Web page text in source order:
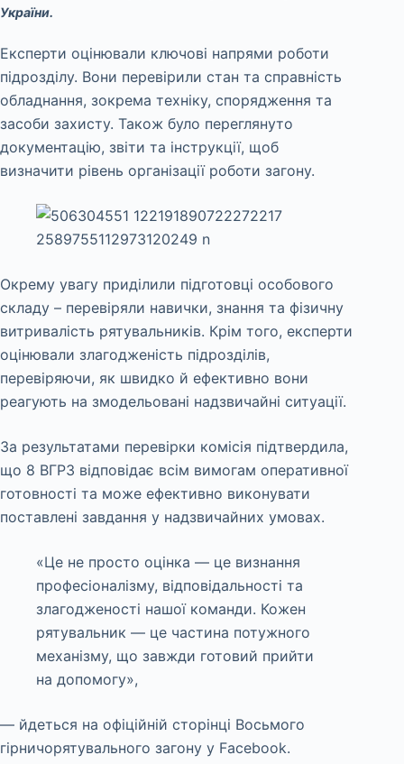
України.
Експерти оцінювали ключові напрями роботи
підрозділу. Вони перевірили стан та справність
обладнання, зокрема техніку, спорядження та
засоби захисту. Також було переглянуто
документацію, звіти та інструкції, щоб
визначити рівень організації роботи загону.
Окрему увагу приділили підготовці особового
складу – перевіряли навички, знання та фізичну
витривалість рятувальників. Крім того, експерти
оцінювали злагодженість підрозділів,
перевіряючи, як швидко й ефективно вони
реагують на змодельовані надзвичайні ситуації.
За результатами перевірки комісія підтвердила,
що 8 ВГРЗ відповідає всім вимогам оперативної
готовності та може ефективно виконувати
поставлені завдання у надзвичайних умовах.
«Це не просто оцінка — це визнання
професіоналізму, відповідальності та
злагодженості нашої команди. Кожен
рятувальник — це частина потужного
механізму, що завжди готовий прийти
на допомогу»,
— йдеться на офіційній сторінці Восьмого
гірничорятувального загону у Facebook.